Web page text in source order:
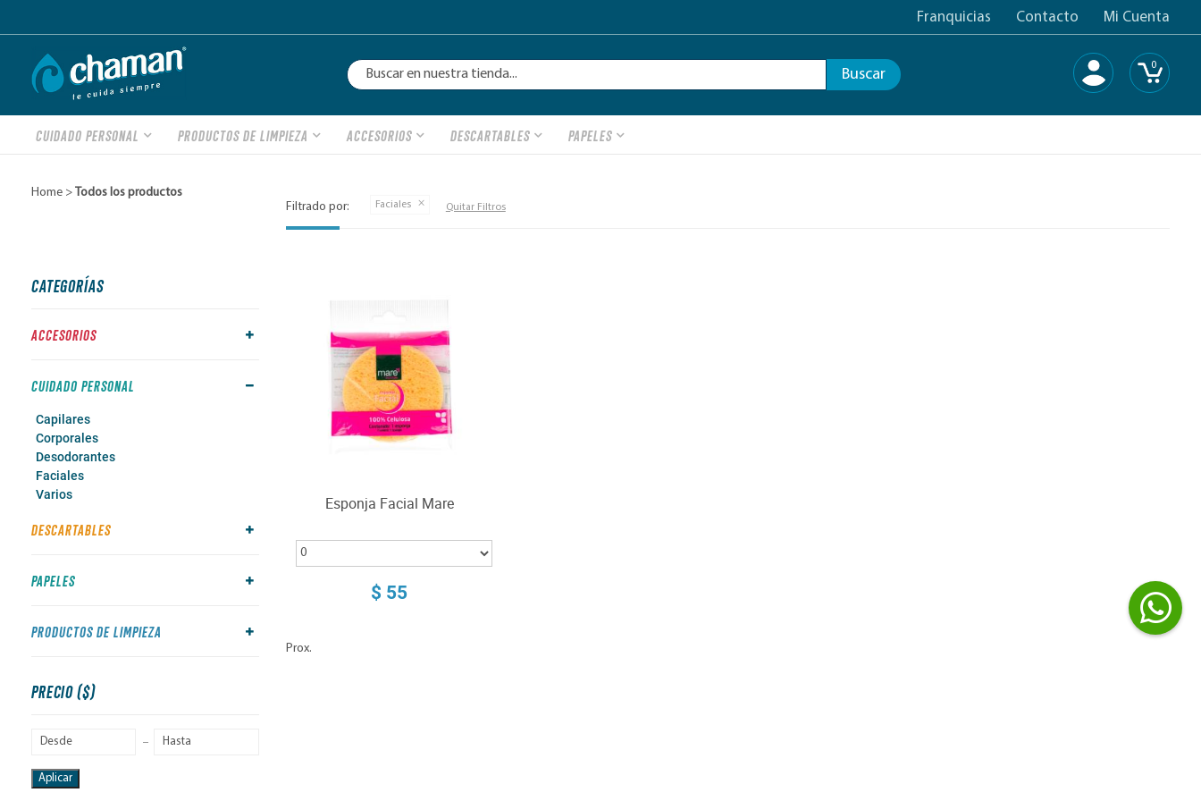
Franquicias Contacto Mi Cuenta
Buscar
0
CUIDADO PERSONAL PRODUCTOS DE LIMPIEZA ACCESORIOS DESCARTABLES PAPELES
Home > Todos los productos
Filtrado por:
Faciales Quitar Filtros
CATEGORÍAS
ACCESORIOS
CUIDADO PERSONAL
Capilares
Corporales
Desodorantes
Faciales
Varios
DESCARTABLES
PAPELES
PRODUCTOS DE LIMPIEZA
PRECIO ($)
Aplicar
Esponja Facial Mare
$ 55
Prox.